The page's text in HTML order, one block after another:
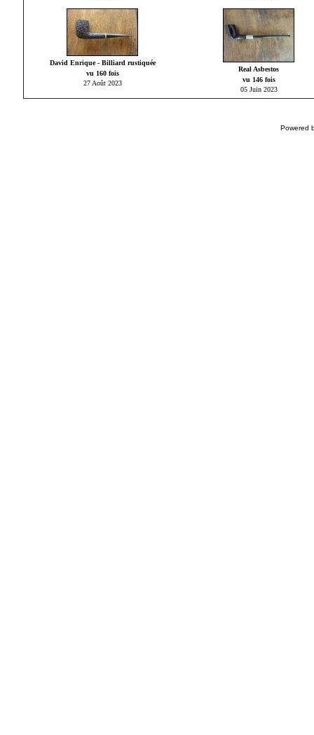
David Enrique - Billiard rustiquée
vu 160 fois
27 Août 2023
Real Asbestos
vu 146 fois
05 Juin 2023
Powered